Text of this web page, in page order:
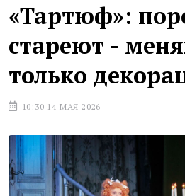
«Тартюф»:
стареют -
только
10:30 14 МАЯ 2026